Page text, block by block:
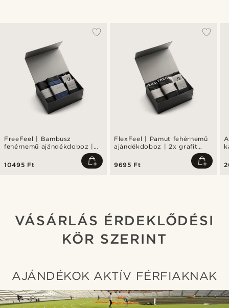
FreeFeel | Bambusz
fehérnemű ajándékdoboz |
Fekete és királykék boxerek
és zoknik
10495 Ft
FlexFeel | Pamut fehérnemű
ajándékdoboz | 2x grafit
boxeralsó + grafit és fehér
zokni
9695 Ft
VÁSÁRLÁS ÉRDEKLŐDÉSI
KÖR SZERINT
AJÁNDÉKOK AKTÍV FÉRFIAKNAK